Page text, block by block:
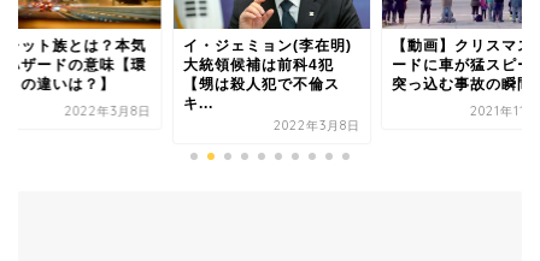
レット族とは？本気
ハザードの意味【環
との違いは？】
2022年3月8日
イ・ジェミョン(李在明)
大統領候補は前科4犯
【甥は殺人犯で不倫ス
キ...
2022年3月8日
【動画】クリスマス
ードに車が猛スピー
突っ込む事故の瞬間
2021年11